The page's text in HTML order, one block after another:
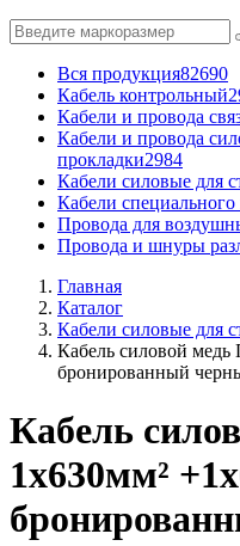
Вся продукция82690
Кабель контрольный
Кабели и провода
Кабели и провода
прокладки2984
Кабели силовые для
Кабели специального
Провода для
Провода и шнуры
Главная
Каталог
Кабели силовые для
Кабель силовой
бронированный
Кабель
1x630мм²